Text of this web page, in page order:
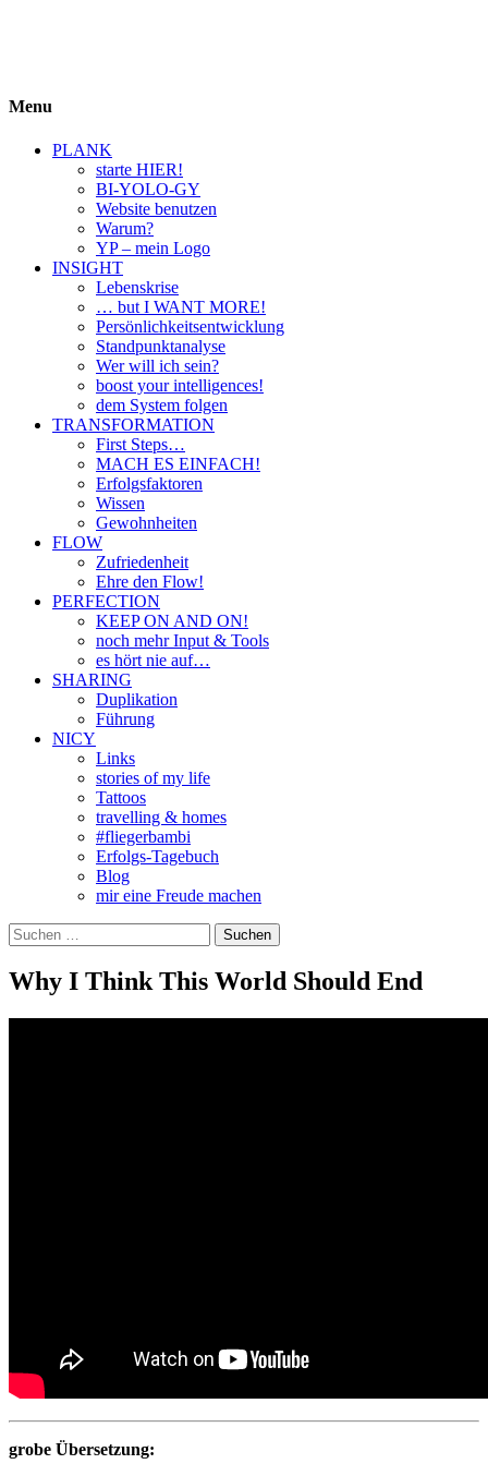
Menu
PLANK
starte HIER!
BI-YOLO-GY
Website benutzen
Warum?
YP – mein Logo
INSIGHT
Lebenskrise
… but I WANT MORE!
Persönlichkeitsentwicklung
Standpunktanalyse
Wer will ich sein?
boost your intelligences!
dem System folgen
TRANSFORMATION
First Steps…
MACH ES EINFACH!
Erfolgsfaktoren
Wissen
Gewohnheiten
FLOW
Zufriedenheit
Ehre den Flow!
PERFECTION
KEEP ON AND ON!
noch mehr Input & Tools
es hört nie auf…
SHARING
Duplikation
Führung
NICY
Links
stories of my life
Tattoos
travelling & homes
#fliegerbambi
Erfolgs-Tagebuch
Blog
mir eine Freude machen
Suchen
nach:
Why I Think This World Should End
grobe Übersetzung: